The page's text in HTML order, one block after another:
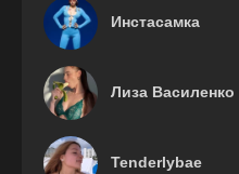
Инстасамка
Лиза Василенко
Tenderlybae